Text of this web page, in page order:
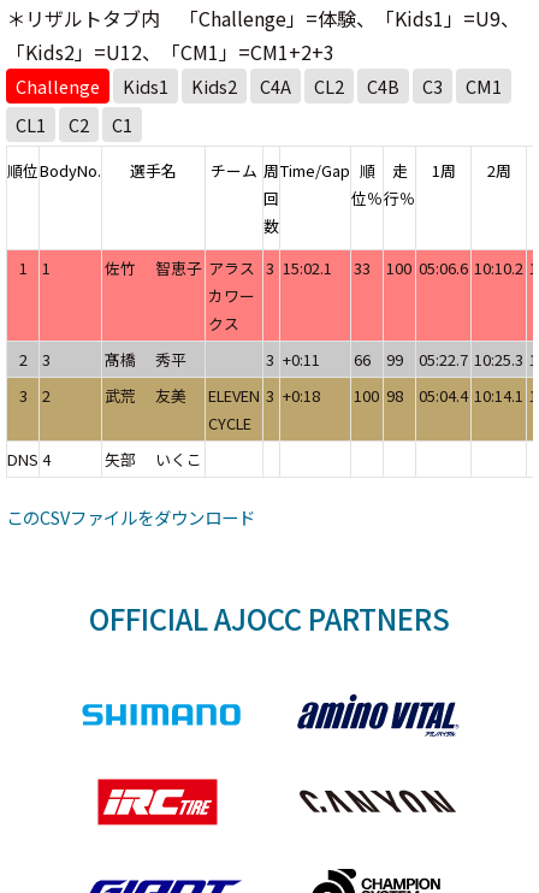
＊ リザルトタブ内 「Challenge」=体験、
「Kids1」=U9、
「Kids2」=U12、
「CM1」=CM1+2+3
Challenge Kids1 Kids2 C4A CL2 C4B C3
CM1
CL1
C2 C1
順位BodyNo. 選手名 チーム 周
回
数
Time/Gap 順
位％
走
行％
1周 2周
1 1 佐竹 智恵子 アラス
カワー
クス
3 15:02.1 33 100 05:06.6 10:10.2
2 3 髙橋 秀平 3 +0:11 66 99 05:22.7 10:25.3
3
2 武荒 友美
ELEVEN
CYCLE
3 +0:18 100 98 05:04.4 10:14.1
DNS 4 矢部 いくこ
このCSVファイルをダウンロード
OFFICIAL AJOCC PARTNERS